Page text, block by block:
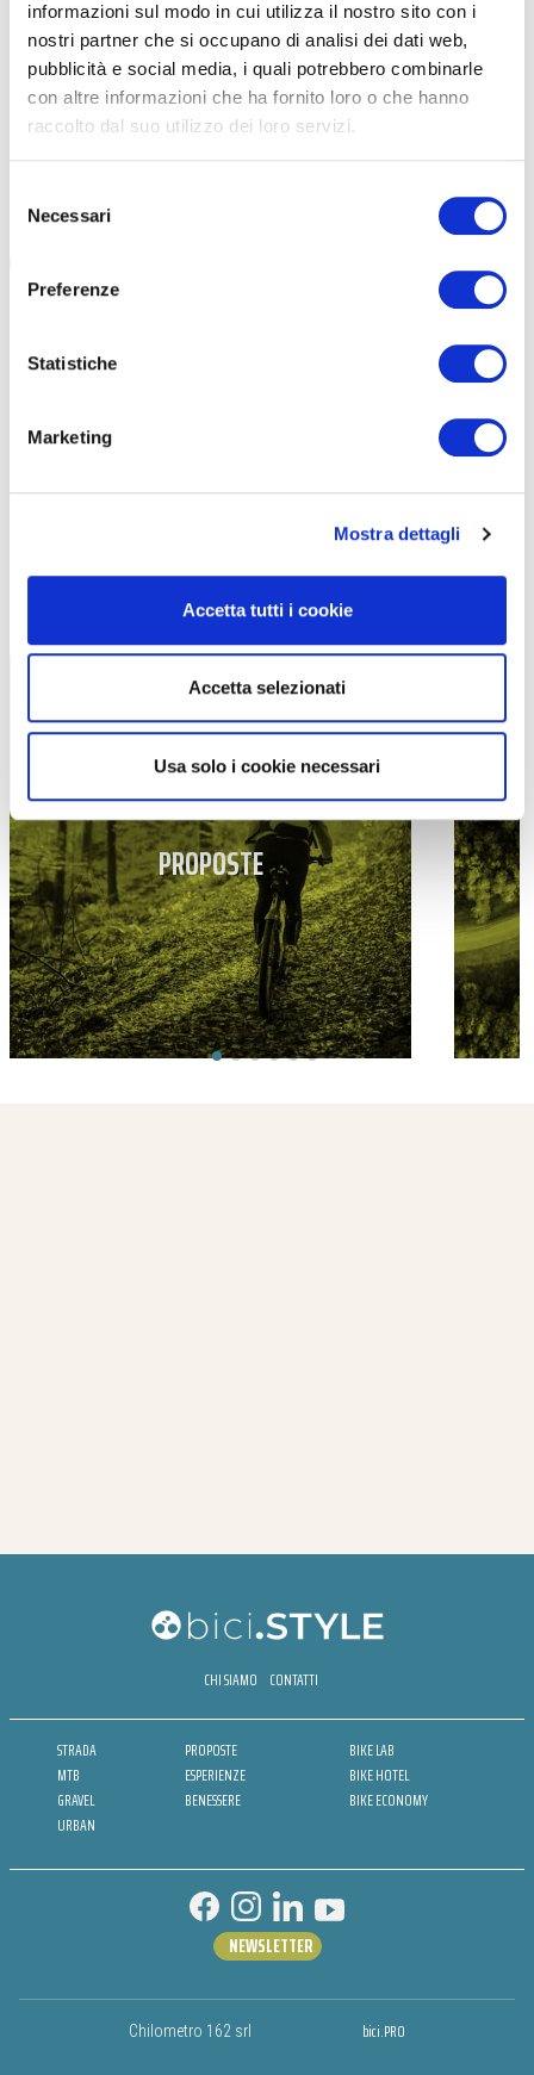
informazioni sul modo in cui utilizza il nostro sito con i
nostri partner che si occupano di analisi dei dati web,
pubblicità e social media, i quali potrebbero combinarle
con altre informazioni che ha fornito loro o che hanno
raccolto dal suo utilizzo dei loro servizi.
delNecessari
Preferenze
Statistiche
Marketing
Mostra dettagli
Accetta tutti i cookie
Accetta selezionati
Usa solo i cookie necessari
20-04-2024
L’ESPERIENZA DI ROMANO FAVOINO PER
PROPAIN BICYCLES
Nuovo acquisto per la Propain Cycles. Il ligure Romano
#PROPAIN CYCLES
TUTTE LE CATEGORIE DEL MAGAZINE
PROPOSTE
CHI SIAMO CONTATTI
STRADA
MTB
GRAVEL
URBAN
PROPOSTE
ESPERIENZE
BENESSERE
BIKE LAB
BIKE HOTEL
BIKE ECONOMY
Chilometro 162 srl bici.PRO
NEWSLETTER